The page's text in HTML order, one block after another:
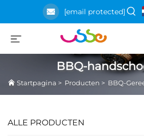
[email protected]
BBQ-
Startpagina > Producten > BBQ-
ALLE PRODUCTEN